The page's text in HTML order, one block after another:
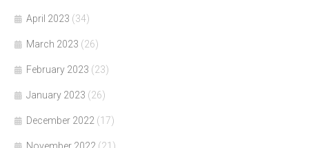
April 2023 (34)
March 2023 (26)
February 2023 (23)
January 2023 (26)
December 2022 (17)